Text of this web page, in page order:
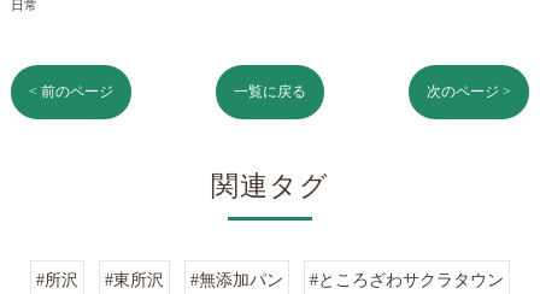
日常
< 前のページ 一覧に戻る 次のページ >
関連タグ
#所沢 #東所沢 #無添加パン #ところざわサクラタウン